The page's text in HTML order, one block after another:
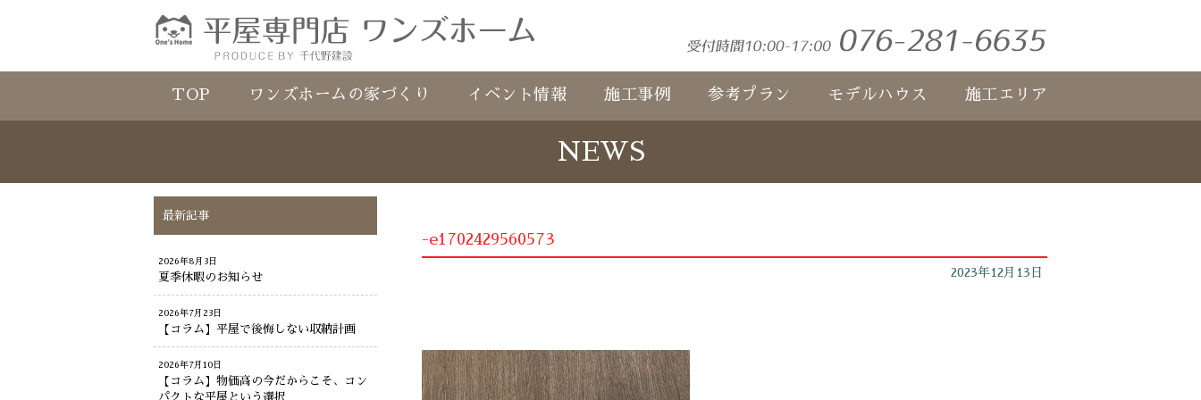
TOP ワンズホームの家づくり イベント情報 施工事例 参考プラン モデルハウス 施工エリア
NEWS
-e1702429560573
2023年12月13日
最新記事
2026年8月3日
夏季休暇のお知らせ
2026年7月23日
【コラム】平屋で後悔しない収納計画
2026年7月10日
【コラム】物価高の今だからこそ、コン
パクトな平屋という選択